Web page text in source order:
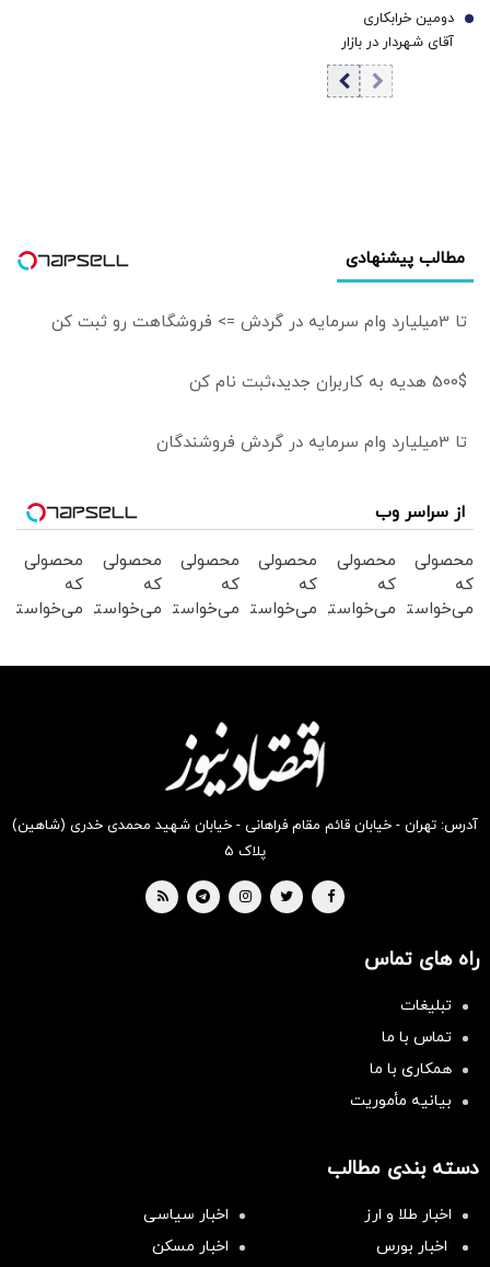
اصلی، تولید بخش
خصوصی است نه
تولید دولتی!
ایران و آمریکارا برای
آینده ایران مفید
می‌دانید، آن را با
صدای بلند مطالبه
دومین خرابکاری
آقای شهردار در بازار
مسکن/ پس لرزه
صدور «ابلاغیه‌های
7
مطالب پیشنهادی
تا 3میلیارد وام سرمایه در گردش => فروشگاهت رو ثبت کن
500$ هدیه به کاربران جدید،ثبت نام کن
تا 3میلیارد وام سرمایه در گردش فروشندگان
از سراسر وب
محصولی
که
می‌خواستی
محصولی
که
می‌خواستی
محصولی
که
می‌خواستی
بخر !
محصولی
که
می‌خواستی
بخر !
محصولی
که
می‌خواستی
محصولی
که
می‌خواستی
آدرس: تهران - خیابان قائم مقام فراهانی - خیابان شهید محمدی خدری (شاهین)
پلاک ۵
راه های تماس
تبلیغات
تماس با ما
همکاری با ما
بیانیه مأموریت
دسته بندی مطالب
اخبار طلا و ارز
اخبار سیاسی
اخبار بورس
اخبار مسکن